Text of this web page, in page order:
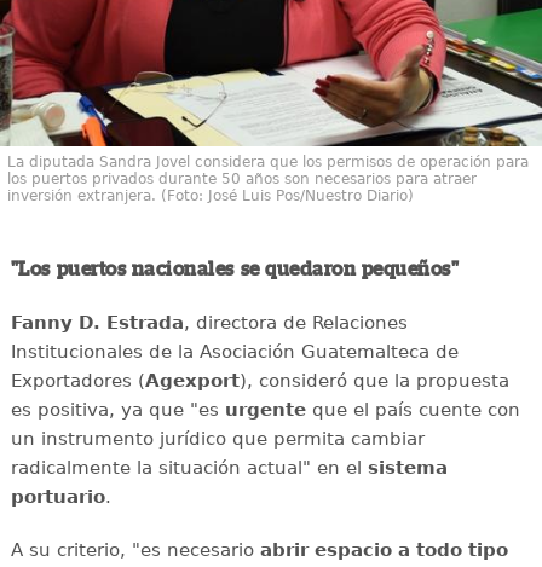
La diputada Sandra Jovel considera que los permisos de operación para
los puertos privados durante 50 años son necesarios para atraer
inversión extranjera. (Foto: José Luis Pos/Nuestro Diario)
"Los puertos nacionales se quedaron pequeños"
Fanny D. Estrada, directora de Relaciones
Institucionales de la Asociación Guatemalteca de
Exportadores (Agexport), consideró que la propuesta
es positiva, ya que "es urgenteque el país cuente con
un instrumento jurídico que permita cambiar
radicalmente la situación actual" en el sistema
portuario.
A su criterio, "es necesarioabrir espacio a todo tipo